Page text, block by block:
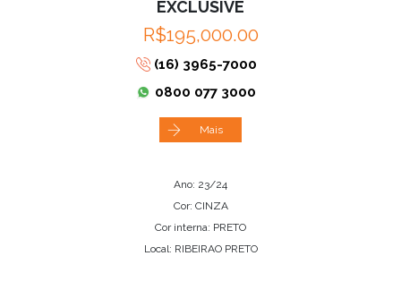
EXCLUSIVE
R$195,000.00
(16) 3965-7000
0800 077 3000
Mais
Ano: 23/24
Cor: CINZA
Cor interna: PRETO
Local: RIBEIRAO PRETO